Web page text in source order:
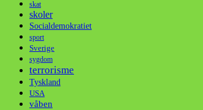
skat
skoler
Socialdemokratiet
sport
Sverige
sygdom
terrorisme
Tyskland
USA
våben